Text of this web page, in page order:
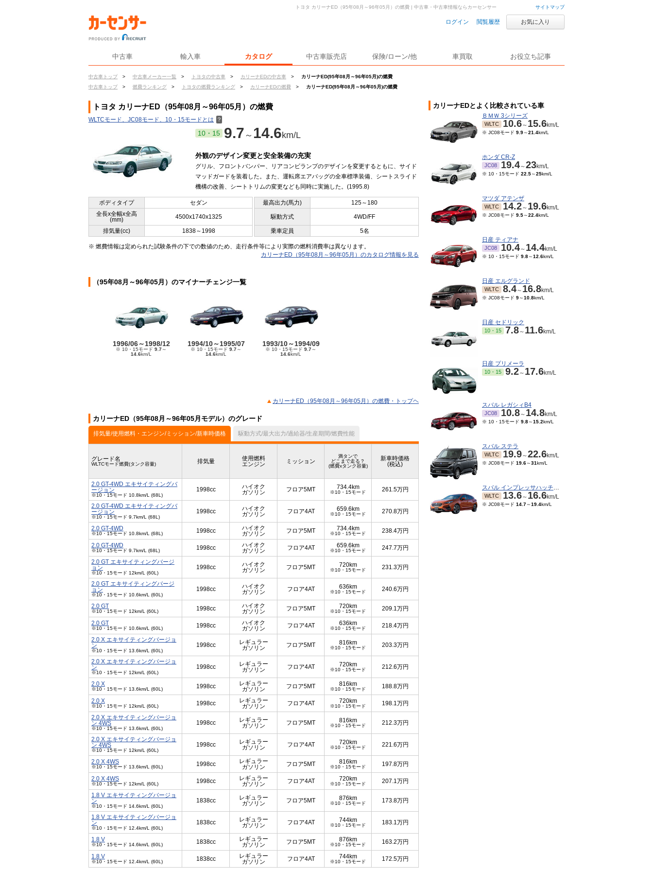
サイトマップ
ログイン 閲覧履歴 お気に入り
中古車 輸入車 カタログ 中古車販売店 保険/ローン/他 車買取 お役立ち記事
中古車トップ > 中古車メーカー一覧 > トヨタの中古車 > カリーナEDの中古車 >
カリーナED(95年08月～96年05月)の燃費
中古車トップ
> 燃費ランキング > トヨタの燃費ランキング > カリーナEDの燃費 > カリーナED(95年08月～96年05月)の燃費
トヨタ カリーナED（95年08月～96年05月）の燃費 | 中古車・中古車情報ならカーセンサー
トヨタ カリーナED（95年08月～96年05月）の燃費
WLTCモード、JC08モード、10・15モードとは ？
10・15 9.7 ～ 14.6km/L
外観のデザイン変更と安全装備の充実
グリル、フロントバンパー、リアコンビランプのデザインを変更するともに、サイド
マッドガードを装着した。また、運転席エアバッグの全車標準装備、シートスライド
機構の改善、シートトリムの変更なども同時に実施した。(1995.8)
ボディタイプ セダン 最高出力(馬力)
125～180
全長x全幅x全高
(mm)
4500x1740x1325 駆動方式 4WD/FF
排気量(cc) 1838～1998 乗車定員 5名
※ 燃費情報は定められた試験条件の下での数値のため、走行条件等により実際の燃料消費率は異なります。
カリーナED（95年08月～96年05月）のカタログ情報を見る
（95年08月～96年05月）のマイナーチェンジ一覧
1996/06～1998/12
※ 10・15モード 9.7～
14.6km/L
1994/10～1995/07
※ 10・15モード 9.7～
14.6km/L
1993/10～1994/09
※ 10・15モード 9.7～
14.6km/L
カリーナED（95年08月～96年05月）の燃費・トップヘ
カリーナED（95年08月～96年05月モデル）のグレード
排気量/使用燃料・エンジン/ミッション/新車時価格 駆動方式/最大出力/過給器/生産期間/燃費性能
グレード名
WLTCモード燃費(タンク容量) 排気量
使用燃料
エンジン
ミッション
満タンで
どこまで走る？
(燃費xタンク容量)
新車時価格
(税込)
2.0 GT-4WD エキサイティングバ
ージョン
※10・15モード 10.8km/L (68L)
1998cc
ハイオク
ガソリン
フロア5MT 734.4km
※10・15モード 261.5万円
2.0 GT-4WD エキサイティングバ
ージョン
※10・15モード 9.7km/L (68L)
1998cc
ハイオク
ガソリン
フロア4AT 659.6km
※10・15モード 270.8万円
2.0 GT-4WD
※10・15モード 10.8km/L (68L) 1998cc
ハイオク
ガソリン
フロア5MT 734.4km
※10・15モード 238.4万円
2.0 GT-4WD
※10・15モード 9.7km/L (68L) 1998cc
ハイオク
ガソリン
フロア4AT 659.6km
※10・15モード 247.7万円
2.0 GT エキサイティングバージ
ョン
※10・15モード 12km/L (60L)
1998cc
ハイオク
ガソリン
フロア5MT 720km
※10・15モード 231.3万円
2.0 GT エキサイティングバージ
ョン
※10・15モード 10.6km/L (60L)
1998cc
ハイオク
ガソリン
フロア4AT 636km
※10・15モード 240.6万円
2.0 GT
※10・15モード 12km/L (60L) 1998cc
ハイオク
ガソリン
フロア5MT 720km
※10・15モード 209.1万円
2.0 GT
※10・15モード 10.6km/L (60L) 1998cc
ハイオク
ガソリン
フロア4AT 636km
※10・15モード 218.4万円
2.0 X エキサイティングバージョ
ン
※10・15モード 13.6km/L (60L)
1998cc
レギュラー
ガソリン
フロア5MT 816km
※10・15モード 203.3万円
2.0 X エキサイティングバージョ
ン
※10・15モード 12km/L (60L)
1998cc
レギュラー
ガソリン
フロア4AT 720km
※10・15モード 212.6万円
2.0 X
※10・15モード 13.6km/L (60L) 1998cc
レギュラー
ガソリン
フロア5MT 816km
※10・15モード 188.8万円
2.0 X
※10・15モード 12km/L (60L) 1998cc
レギュラー
ガソリン
フロア4AT 720km
※10・15モード 198.1万円
2.0 X エキサイティングバージョ
ン 4WS
※10・15モード 13.6km/L (60L)
1998cc
レギュラー
ガソリン
フロア5MT 816km
※10・15モード 212.3万円
2.0 X エキサイティングバージョ
ン 4WS
※10・15モード 12km/L (60L)
1998cc
レギュラー
ガソリン
フロア4AT 720km
※10・15モード 221.6万円
2.0 X 4WS
※10・15モード 13.6km/L (60L) 1998cc
レギュラー
ガソリン
フロア5MT 816km
※10・15モード 197.8万円
2.0 X 4WS
※10・15モード 12km/L (60L) 1998cc
レギュラー
ガソリン
フロア4AT 720km
※10・15モード 207.1万円
1.8 V エキサイティングバージョ
ン
※10・15モード 14.6km/L (60L)
1838cc
レギュラー
ガソリン
フロア5MT 876km
※10・15モード 173.8万円
1.8 V エキサイティングバージョ
ン
※10・15モード 12.4km/L (60L)
1838cc
レギュラー
ガソリン
フロア4AT 744km
※10・15モード 183.1万円
1.8 V
※10・15モード 14.6km/L (60L) 1838cc
レギュラー
ガソリン
フロア5MT 876km
※10・15モード 163.2万円
1.8 V
※10・15モード 12.4km/L (60L) 1838cc
レギュラー
ガソリン
フロア4AT 744km
※10・15モード 172.5万円
カリーナEDとよく比較されている車
ＢＭＷ 3シリーズ
WLTC 10.6～ 15.6km/L
※ JC08モード 9.9～21.4km/L
ホンダ CR-Z
JC08 19.4～23km/L
※ 10・15モード 22.5～25km/L
マツダ アテンザ
WLTC 14.2～ 19.6km/L
※ JC08モード 9.5～22.4km/L
日産 ティアナ
JC08 10.4～ 14.4km/L
※ 10・15モード 9.8～12.6km/L
日産 エルグランド
WLTC 8.4～ 16.8km/L
※ JC08モード 9～10.8km/L
日産 セドリック
10・15 7.8～ 11.6km/L
日産 プリメーラ
10・15 9.2～ 17.6km/L
スバル レガシィB4
JC08 10.8～ 14.8km/L
※ 10・15モード 9.8～15.2km/L
スバル ステラ
WLTC 19.9～22.6km/L
※ JC08モード 19.6～31km/L
スバル インプレッサハッチバック
WLTC 13.6～ 16.6km/L
※ JC08モード 14.7～19.4km/L